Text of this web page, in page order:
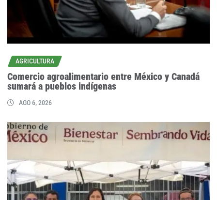
AGRICULTURA
Comercio agroalimentario entre México y Canadá
sumará a pueblos indígenas
AGO 6, 2026